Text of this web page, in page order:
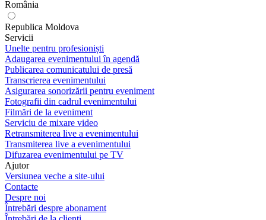
România
Republica Moldova
Servicii
Unelte pentru profesioniști
Adaugarea evenimentului în agendă
Publicarea comunicatului de presă
Transcrierea evenimentului
Asigurarea sonorizării pentru eveniment
Fotografii din cadrul evenimentului
Filmări de la eveniment
Serviciu de mixare video
Retransmiterea live a evenimentului
Transmiterea live a evenimentului
Difuzarea evenimentului pe TV
Ajutor
Versiunea veche a site-ului
Contacte
Despre noi
Întrebări despre abonament